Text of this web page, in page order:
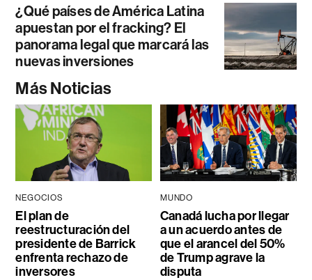
¿Qué países de América Latina
apuestan por el fracking? El
panorama legal que marcará las
nuevas inversiones
Más Noticias
NEGOCIOS
El plan de
reestructuración del
presidente de Barrick
enfrenta rechazo de
inversores
MUNDO
Canadá lucha por llegar
a un acuerdo antes de
que el arancel del 50%
de Trump agrave la
disputa